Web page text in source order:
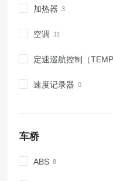
加热器
空调
定速巡航控制（
速度记录器
车桥
ABS